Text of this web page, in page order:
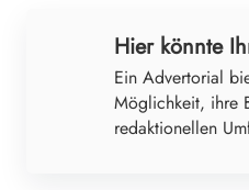
Hier könnte
Ein Advertorial
Möglichkeit, ihre
redaktionellen